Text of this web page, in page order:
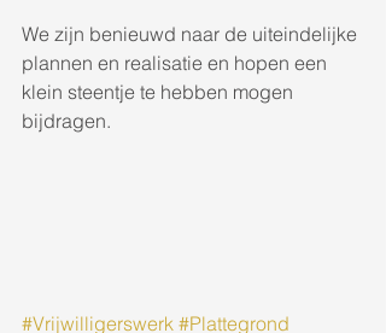
We zijn benieuwd naar de uiteindelijke
plannen en realisatie en hopen een
klein steentje te hebben mogen
bijdragen.
#Vrijwilligerswerk #Plattegrond